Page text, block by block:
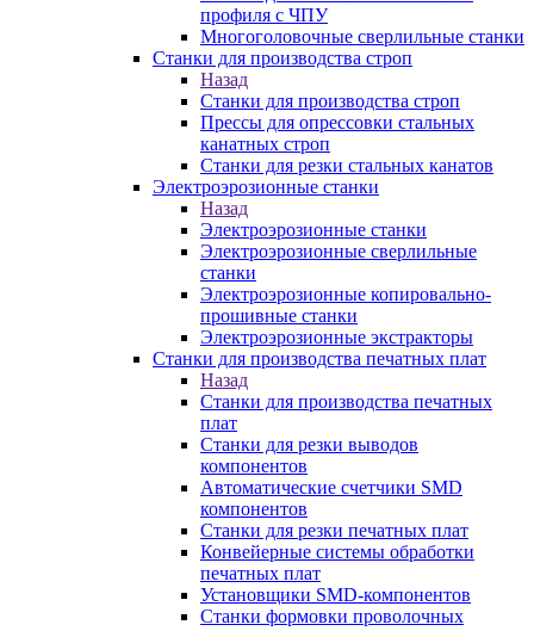
профиля с ЧПУ
Многоголовочные сверлильные станки
Станки для производства строп
Назад
Станки для производства строп
Прессы для опрессовки стальных
канатных строп
Станки для резки стальных канатов
Электроэрозионные станки
Назад
Электроэрозионные станки
Электроэрозионные сверлильные
станки
Электроэрозионные копировально-
прошивные станки
Электроэрозионные экстракторы
Станки для производства печатных плат
Назад
Станки для производства печатных
плат
Станки для резки выводов
компонентов
Автоматические счетчики SMD
компонентов
Станки для резки печатных плат
Конвейерные системы обработки
печатных плат
Установщики SMD-компонентов
Станки формовки проволочных